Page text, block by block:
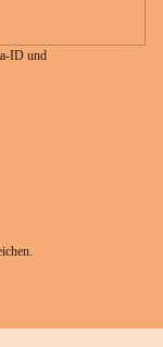
ID und